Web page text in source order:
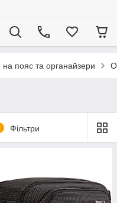
пояс та органайзери
Фільтри